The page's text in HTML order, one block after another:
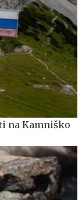
na Kamniško